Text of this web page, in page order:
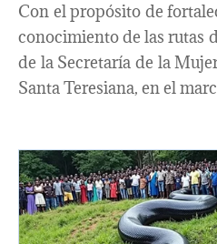
Con el propósito de
conocimiento de las rutas
de la Secretaría de la
Santa Teresiana, en el